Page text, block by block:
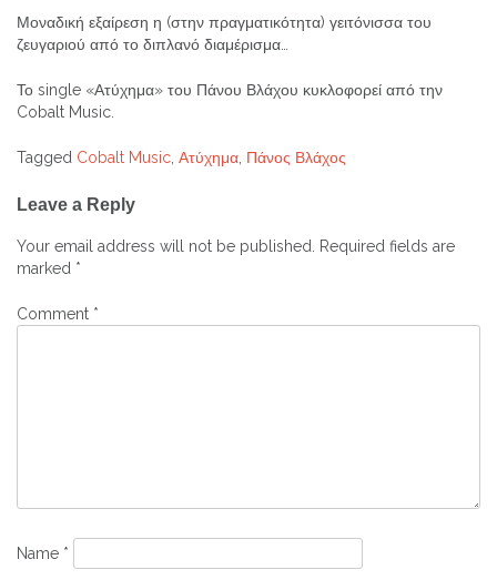
Μοναδική εξαίρεση η (στην πραγματικότητα) γειτόνισσα του
ζευγαριού από το διπλανό διαμέρισμα…
Το single «Ατύχημα» του Πάνου Βλάχου κυκλοφορεί από την
Cobalt Music.
Tagged Cobalt Music Ατύχημα Πάνος Βλάχος
navigation
Leave a Reply
Your email address will not be published.
Required fields are
marked *
Comment *
Name *